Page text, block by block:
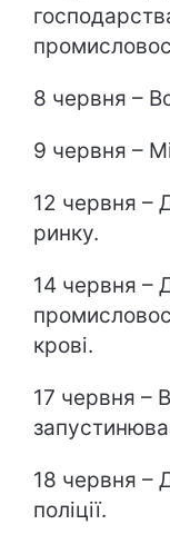
8 червня –
9 червня –
12 червня –
ринку.
14 червня –
крові.
17 червня –
18 червня –
поліції.